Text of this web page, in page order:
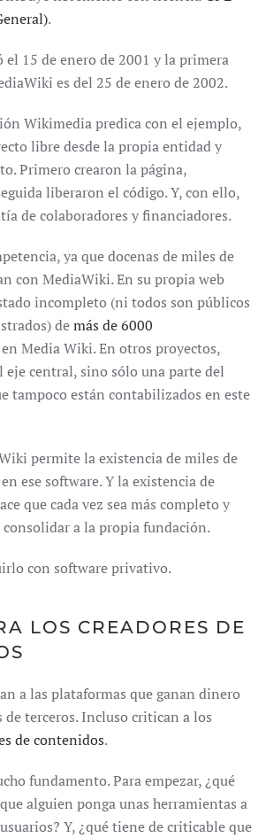
.
el 15 de enero de 2001 y la primera
es del 25 de enero de 2002.
Wikimedia predica con el ejemplo,
libre desde la propia entidad y
Primero crearon la página,
liberaron el código. Y, con ello,
de colaboradores y financiadores.
ya que docenas de miles de
con MediaWiki. En su propia web
incompleto (ni todos son públicos
demás de 6000
en Media Wiki. En otros proyectos,
eje central, sino sólo una parte del
tampoco están contabilizados en este
permite la existencia de miles de
ese software. Y la existencia de
que cada vez sea más completo y
consolidar a la propia fundación.
con software privativo.
LOS CREADORES DE
a las plataformas que ganan dinero
terceros. Incluso critican a los
de contenidos.
fundamento. Para empezar, ¿qué
alguien ponga unas herramientas a
Y, ¿qué tiene de criticable que